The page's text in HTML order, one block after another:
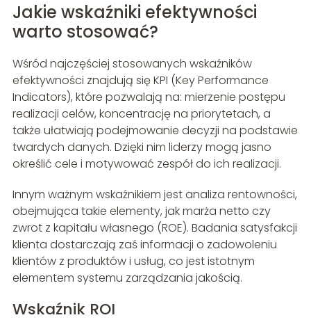
Jakie wskaźniki efektywności
warto stosować?
Wśród najczęściej stosowanych wskaźników
efektywności znajdują się KPI (Key Performance
Indicators), które pozwalają na: mierzenie postępu
realizacji celów, koncentrację na priorytetach, a
także ułatwiają podejmowanie decyzji na podstawie
twardych danych. Dzięki nim liderzy mogą jasno
określić cele i motywować zespół do ich realizacji.
Innym ważnym wskaźnikiem jest analiza rentowności,
obejmująca takie elementy, jak marża netto czy
zwrot z kapitału własnego (ROE). Badania satysfakcji
klienta dostarczają zaś informacji o zadowoleniu
klientów z produktów i usług, co jest istotnym
elementem systemu zarządzania jakością.
Wskaźnik ROI